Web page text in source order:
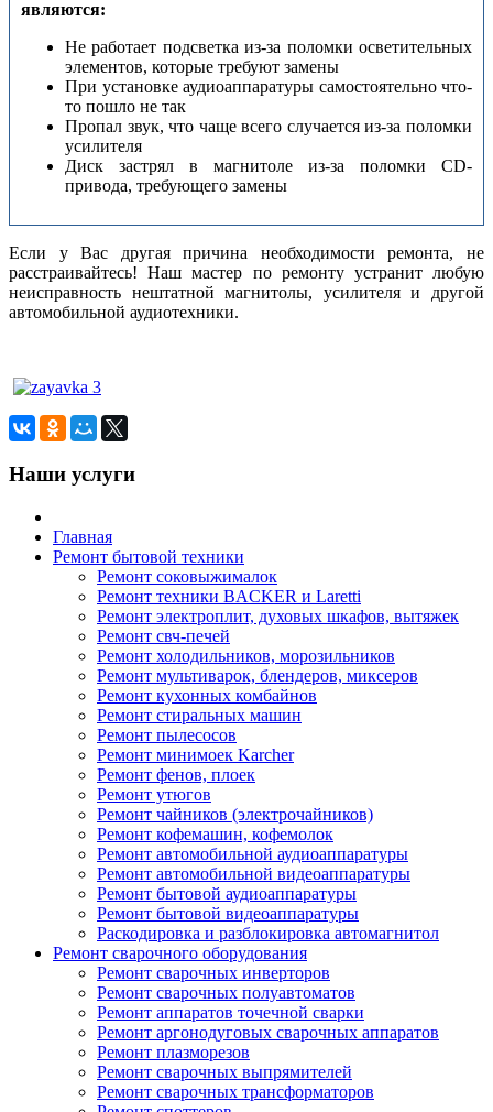
являются:
Не работает подсветка из-за поломки осветительных
элементов, которые требуют замены
При установке аудиоаппаратуры самостоятельно что-
то пошло не так
Пропал звук, что чаще всего случается из-за поломки
усилителя
Диск застрял в магнитоле из-за поломки CD-
привода, требующего замены
Если у Вас другая причина необходимости ремонта, не
расстраивайтесь! Наш мастер по ремонту устранит любую
неисправность нештатной магнитолы, усилителя и другой
автомобильной аудиотехники.
Наши услуги
Главная
Ремонт бытовой техники
Ремонт соковыжималок
Ремонт техники BACKER и Laretti
Ремонт электроплит, духовых шкафов, вытяжек
Ремонт свч-печей
Ремонт холодильников, морозильников
Ремонт мультиварок, блендеров, миксеров
Ремонт кухонных комбайнов
Ремонт стиральных машин
Ремонт пылесосов
Ремонт минимоек Karcher
Ремонт фенов, плоек
Ремонт утюгов
Ремонт чайников (электрочайников)
Ремонт кофемашин, кофемолок
Ремонт автомобильной аудиоаппаратуры
Ремонт автомобильной видеоаппаратуры
Ремонт бытовой аудиоаппаратуры
Ремонт бытовой видеоаппаратуры
Раскодировка и разблокировка автомагнитол
Ремонт сварочного оборудования
Ремонт сварочных инверторов
Ремонт сварочных полуавтоматов
Ремонт аппаратов точечной сварки
Ремонт аргонодуговых сварочных аппаратов
Ремонт плазморезов
Ремонт сварочных выпрямителей
Ремонт сварочных трансформаторов